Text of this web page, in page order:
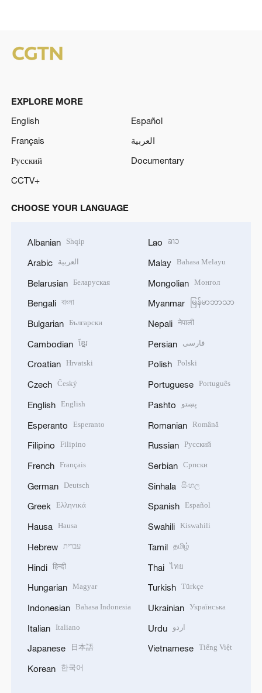
EXPLORE MORE
English
Español
Français
العربية
Русский
Documentary
CCTV+
CHOOSE YOUR LANGUAGE
Albanian Shqip
Arabic العربية
Belarusian Беларуская
Bengali বাংলা
Bulgarian Български
Cambodian ខ្មែរ
Croatian Hrvatski
Czech Český
English English
Esperanto Esperanto
Filipino Filipino
French Français
German Deutsch
Greek Ελληνικά
Hausa Hausa
Hebrew עברית
Hindi हिन्दी
Hungarian Magyar
Indonesian Bahasa Indonesia
Italian Italiano
Japanese 日本語
Korean 한국어
Lao ລາວ
Malay Bahasa Melayu
Mongolian Монгол
Myanmar မြန်မာဘာသာ
Nepali नेपाली
Persian فارسی
Polish Polski
Portuguese Português
Pashto پښتو
Romanian Română
Russian Русский
Serbian Српски
Sinhala සිංහල
Spanish Español
Swahili Kiswahili
Tamil தமிழ்
Thai ไทย
Turkish Türkçe
Ukrainian Українська
Urdu اردو
Vietnamese Tiếng Việt